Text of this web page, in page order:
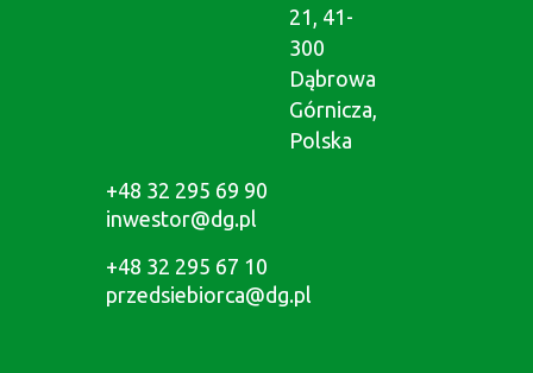
21, 41-
300
Dąbrowa
Górnicza,
Polska
+48 32 295 69 90
inwestor@dg.pl
+48 32 295 67 10
przedsiebiorca@dg.pl